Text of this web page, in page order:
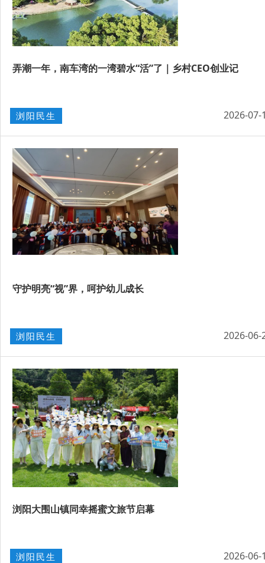
弄潮一年，南车湾的一湾碧水“活”了｜乡村CEO创业记
浏阳民生 2026-07-
守护明亮“视”界，呵护幼儿成长
浏阳民生 2026-06-
浏阳大围山镇同幸摇蜜文旅节启幕
浏阳民生 2026-06-